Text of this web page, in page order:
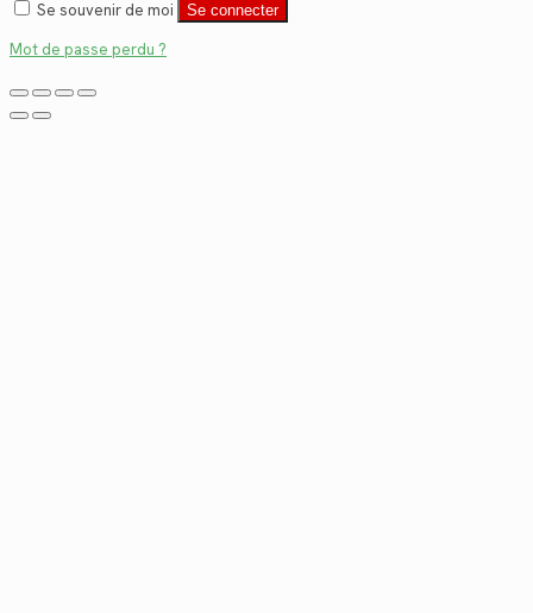
Se souvenir de moi Se connecter
Mot de passe perdu ?